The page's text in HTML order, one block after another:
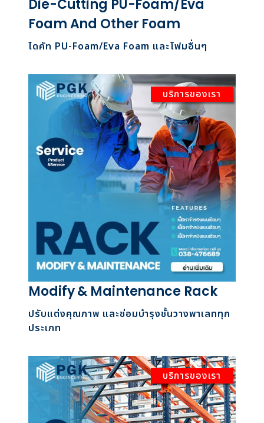
Die-Cutting PU-Foam/Eva
Foam And Other Foam
ไดคัท PU-Foam/Eva Foam และโฟมอื่นๆ
บริการของเรา
Modify & Maintenance Rack
ปรับแต่งคุณภาพ และซ่อมบำรุงชั้นวางพาเลททุก
ประเภท
บริการของเรา